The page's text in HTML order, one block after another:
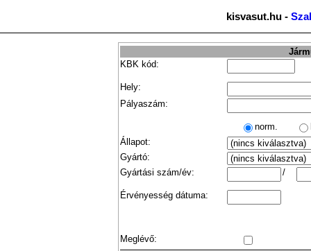
kisvasut.hu -
KBK kód:
Hely:
Pályaszám:
norm.
Állapot:
Gyártó:
Gyártási szám/év:
/
Érvényesség dátuma:
Meglévő: